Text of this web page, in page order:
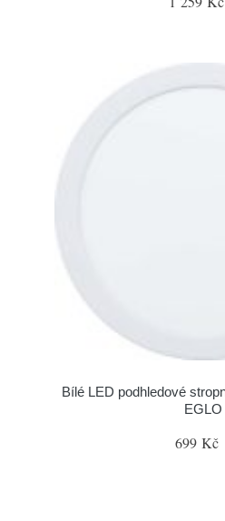
Bílé LED podhledové
EGLO
699 Kč